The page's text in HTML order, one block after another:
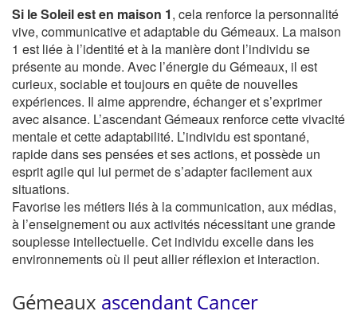
Si le Soleil est en maison 1, cela renforce la personnalité
vive, communicative et adaptable du Gémeaux. La maison
1 est liée à l’identité et à la manière dont l’individu se
présente au monde. Avec l’énergie du Gémeaux, il est
curieux, sociable et toujours en quête de nouvelles
expériences. Il aime apprendre, échanger et s’exprimer
avec aisance. L’ascendant Gémeaux renforce cette vivacité
mentale et cette adaptabilité. L’individu est spontané,
rapide dans ses pensées et ses actions, et possède un
esprit agile qui lui permet de s’adapter facilement aux
situations.
Favorise les métiers liés à la communication, aux médias,
à l’enseignement ou aux activités nécessitant une grande
souplesse intellectuelle. Cet individu excelle dans les
environnements où il peut allier réflexion et interaction.
Gémeaux ascendant Cancer